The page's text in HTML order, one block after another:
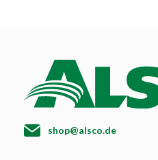
shop@alsco.de